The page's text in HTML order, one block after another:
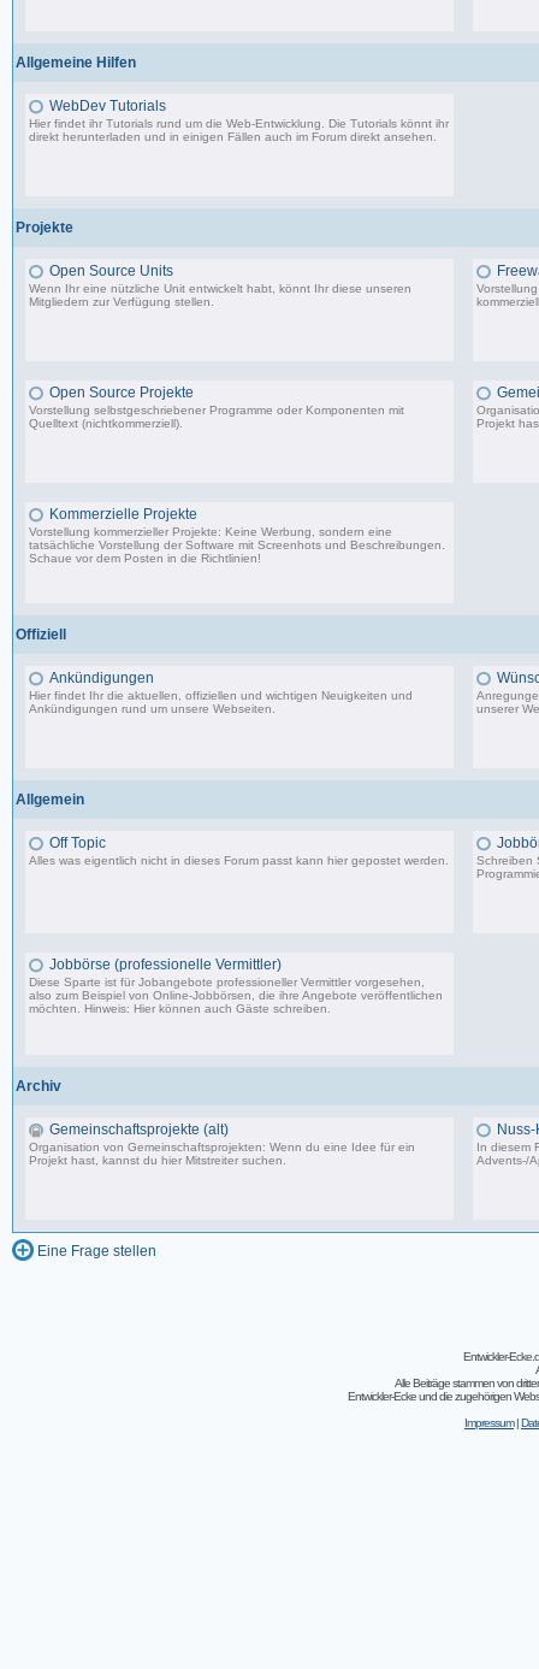
Allgemeine Hilfen
WebDev Tutorials
Hier findet ihr Tutorials rund um die Web-Entwicklung. Die Tutorials könnt ihr
direkt herunterladen und in einigen Fällen auch im Forum direkt ansehen.
Projekte
Open Source Units
Wenn Ihr eine nützliche Unit entwickelt habt, könnt Ihr diese unseren
Mitgliedern zur Verfügung stellen.
Open Source Projekte
Vorstellung selbstgeschriebener Programme oder Komponenten mit
Quelltext (nichtkommerziell).
Projekt
Kommerzielle Projekte
Vorstellung kommerzieller Projekte: Keine Werbung, sondern eine
tatsächliche Vorstellung der Software mit Screenhots und Beschreibungen.
Schaue vor dem Posten in die Richtlinien!
Offiziell
Ankündigungen
Hier findet Ihr die aktuellen, offiziellen und wichtigen Neuigkeiten und
Ankündigungen rund um unsere Webseiten.
unserer
Allgemein
Off Topic
Alles was eigentlich nicht in dieses Forum passt kann hier gepostet werden.
Schreiben
Jobbörse (professionelle Vermittler)
Diese Sparte ist für Jobangebote professioneller Vermittler vorgesehen,
also zum Beispiel von Online-Jobbörsen, die ihre Angebote veröffentlichen
möchten. Hinweis: Hier können auch Gäste schreiben.
Archiv
Gemeinschaftsprojekte (alt)
Organisation von Gemeinschaftsprojekten: Wenn du eine Idee für ein
Projekt hast, kannst du hier Mitstreiter suchen.
Nuss-
In diesem
Advents-/
Eine Frage stellen
Entwickler-
Alle Beiträge stammen von
Entwickler-Ecke und die zugehörigen
Impressum|